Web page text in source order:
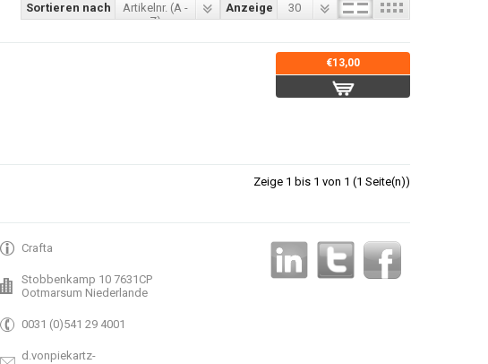
Anzeige 30
Sortieren nach
Artikelnr. (A -
Z)
€13,00
Zeige 1 bis 1 von 1 (1 Seite(n))
Crafta
Stobbenkamp 10 7631CP
Ootmarsum Niederlande
0031 (0)541 29 4001
d.vonpiekartz-